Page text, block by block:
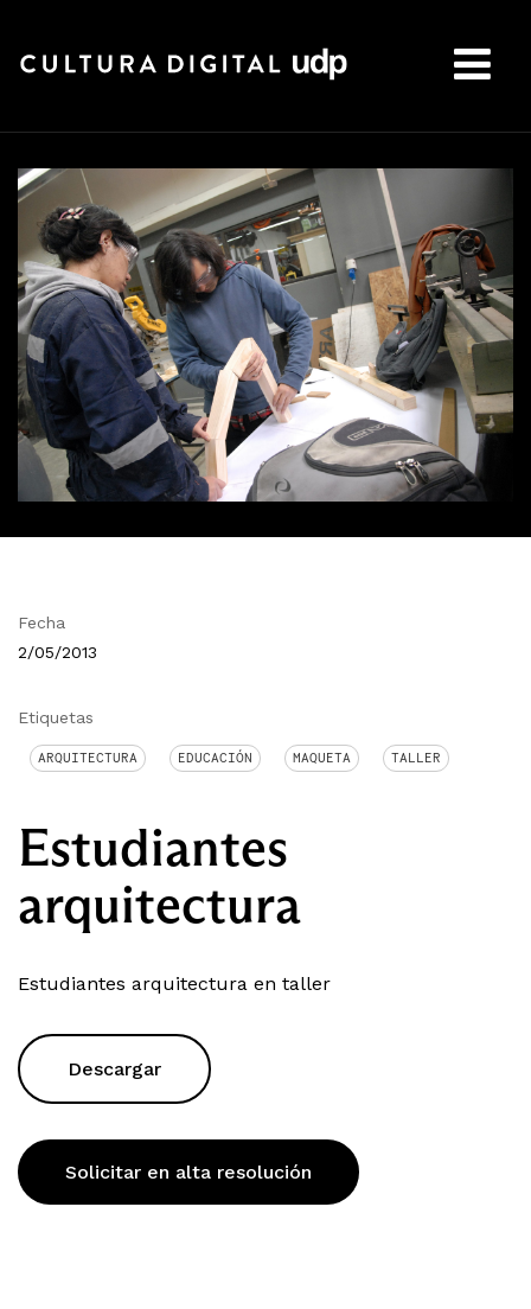
Fecha
2/05/2013
Etiquetas
ARQUITECTURA EDUCACIÓN MAQUETA TALLER
Estudiantes
arquitectura
Estudiantes arquitectura en taller
Descargar
Solicitar en alta resolución